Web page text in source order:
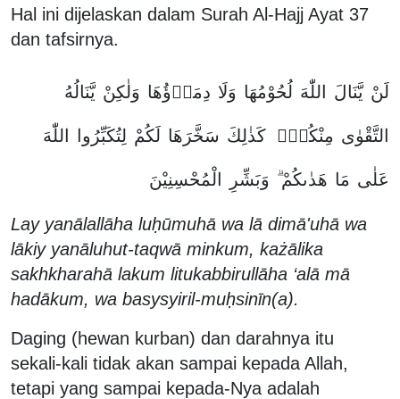
Hal ini dijelaskan dalam Surah Al-Hajj Ayat 37
dan tafsirnya.
لَنْ يَّنَالَ اللّٰهَ لُحُوْمُهَا وَلَا دِمَاۤؤُهَا وَلٰكِنْ يَّنَالُهُ
التَّقْوٰى مِنْكُمْۗ كَذٰلِكَ سَخَّرَهَا لَكُمْ لِتُكَبِّرُوا اللّٰهَ
عَلٰى مَا هَدٰىكُمْ ۗ وَبَشِّرِ الْمُحْسِنِيْنَ
Lay yanālallāha luḥūmuhā wa lā dimā'uhā wa
lākiy yanāluhut-taqwā minkum, każālika
sakhkharahā lakum litukabbirullāha ‘alā mā
hadākum, wa basysyiril-muḥsinīn(a).
Daging (hewan kurban) dan darahnya itu
sekali-kali tidak akan sampai kepada Allah,
tetapi yang sampai kepada-Nya adalah